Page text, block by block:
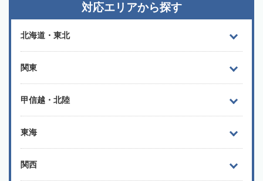
対応エリアから探す
北海道・東北
関東
甲信越・北陸
東海
関西